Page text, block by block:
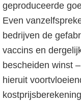
geproduceerde
Even
bedrijven de
vaccins en
bescheiden winst
hieruit